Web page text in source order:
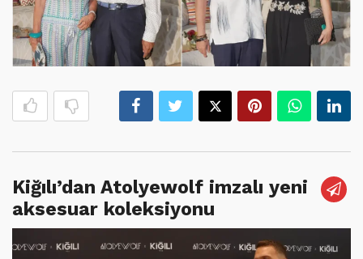
Kiğılı’dan Atolyewolf imzalı yeni
aksesuar koleksiyonu